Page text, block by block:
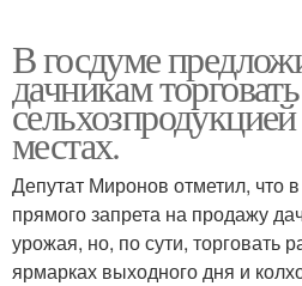
В госдуме
дачникам
местах.
Депутат Миронов отметил, что
прямого запрета на продажу
урожая, но, по сути, торговать
ярмарках выходного дня и